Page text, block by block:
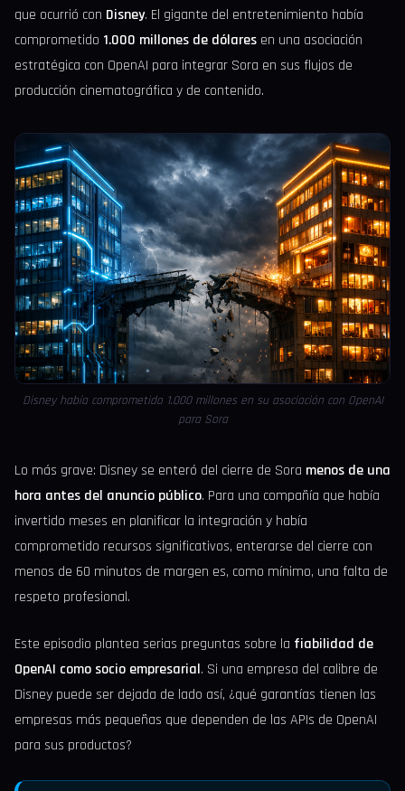
que ocurrió con Disney. El gigante del entretenimiento había
comprometido 1.000 millones de dólares en una asociación
estratégica con OpenAI para integrar Sora en sus flujos de
producción cinematográfica y de contenido.
Disney había comprometido 1.000 millones en su asociación con OpenAI
para Sora
Lo más grave: Disney se enteró del cierre de Sora menos de una
hora antes del anuncio público. Para una compañía que había
invertido meses en planificar la integración y había
comprometido recursos significativos, enterarse del cierre con
menos de 60 minutos de margen es, como mínimo, una falta de
respeto profesional.
Este episodio plantea serias preguntas sobre la fiabilidad de
OpenAI como socio empresarial. Si una empresa del calibre de
Disney puede ser dejada de lado así, ¿qué garantías tienen las
empresas más pequeñas que dependen de las APIs de OpenAI
para sus productos?